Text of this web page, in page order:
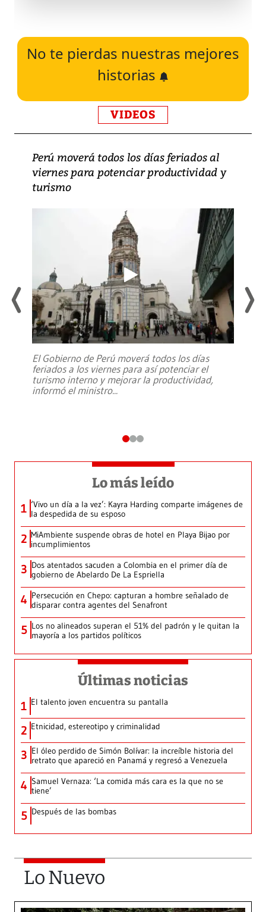
No te pierdas nuestras mejores
historias
VIDEOS
Perú moverá todos los días feriados al
viernes para potenciar productividad y
turismo
El Gobierno de Perú moverá todos los días
feriados a los viernes para así potenciar el
turismo interno y mejorar la productividad,
informó el ministro...
Lo más leído
1 ‘Vivo un día a la vez’: Kayra Harding comparte imágenes de
la despedida de su esposo
2 MiAmbiente suspende obras de hotel en Playa Bijao por
incumplimientos
3 Dos atentados sacuden a Colombia en el primer día de
gobierno de Abelardo De La Espriella
4 Persecución en Chepo: capturan a hombre señalado de
disparar contra agentes del Senafront
5 Los no alineados superan el 51% del padrón y le quitan la
mayoría a los partidos políticos
Últimas noticias
1 El talento joven encuentra su pantalla​
2 Etnicidad, estereotipo y criminalidad
3 El óleo perdido de Simón Bolívar: la increíble historia del
retrato que apareció en Panamá y regresó a Venezuela
4 Samuel Vernaza: ‘La comida más cara es la que no se
tiene’
5 Después de las bombas
Lo Nuevo